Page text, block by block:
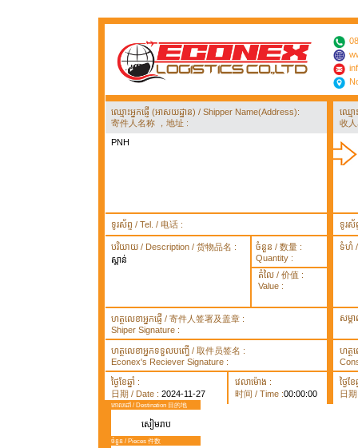
ឈ្មោះអ្នកផ្ញើ (អាសយដ្ឋាន) / Shipper Name(Address):
寄件人名称 ，地址 :
PNH
ឈ្មោ
收
ទូរស័ព្ទ / Tel. / 电话 : ទូរស័
បរិយាយ / Description / 货物品名 :
ស្ពាន់
ចំនួន / 数量 :
Quantity :
តំលៃ / 价值 :
Value :
ទំហំ /
ហត្ថលេខាអ្នកផ្ញើ / 寄件人签署及盖章 :
Shiper Signature :
សម្គ
ហត្ថលេខាអ្នកទទួលបញ្ធើ / 取件员签名 :
Econex's Reciever Signature :
ហត្ថ
ថ្ងៃខែឆ្នាំ :
日期 / Date : 2024-11-27
វេលាម៉ោង :
时间 / Time :00:00:00
ថ្ងៃខែ
日
គោលដៅ / Destination 目的地
សៀមរាប
ចំនួន / Pieces 件数